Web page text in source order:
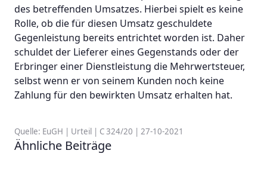
des betreffenden Umsatzes. Hierbei spielt es keine
Rolle, ob die für diesen Umsatz geschuldete
Gegenleistung bereits entrichtet worden ist. Daher
schuldet der Lieferer eines Gegenstands oder der
Erbringer einer Dienstleistung die Mehrwertsteuer,
selbst wenn er von seinem Kunden noch keine
Zahlung für den bewirkten Umsatz erhalten hat.
Quelle: EuGH | Urteil | C 324/20 | 27-10-2021
Ähnliche Beiträge